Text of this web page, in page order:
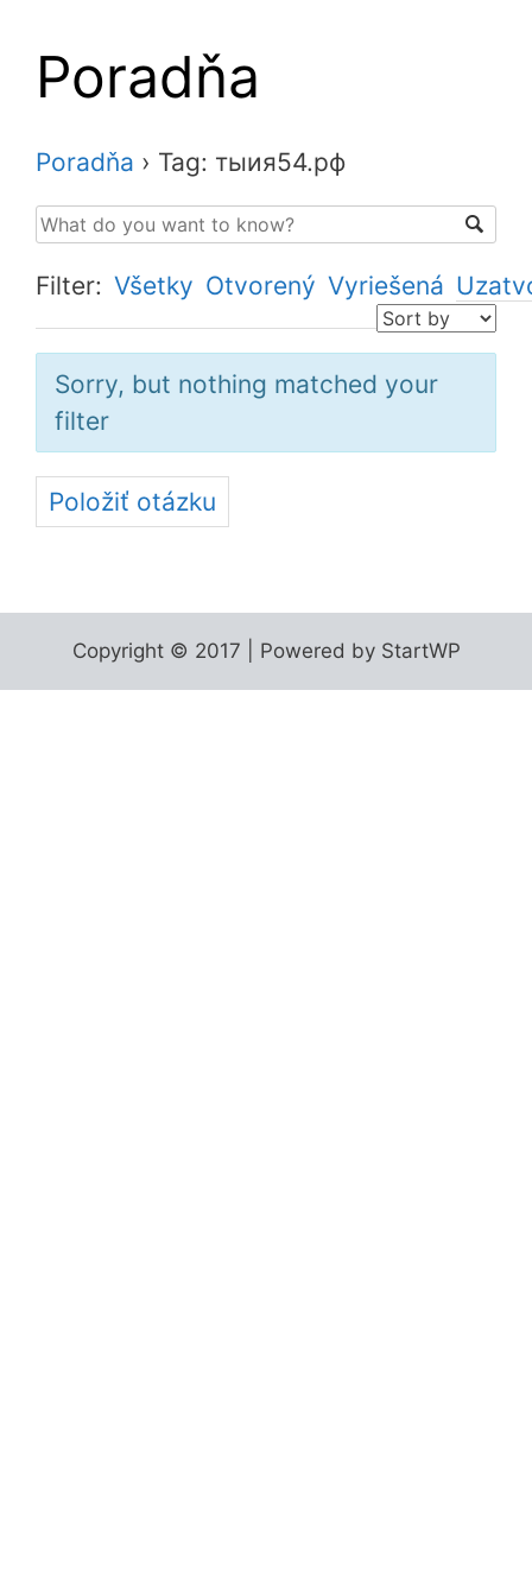
Poradňa
Poradňa › Tag: тыия54.рф
Filter: Všetky Otvorený Vyriešená
Sorry, but nothing matched your
filter
Položiť otázku
Copyright © 2017 | Powered by StartWP